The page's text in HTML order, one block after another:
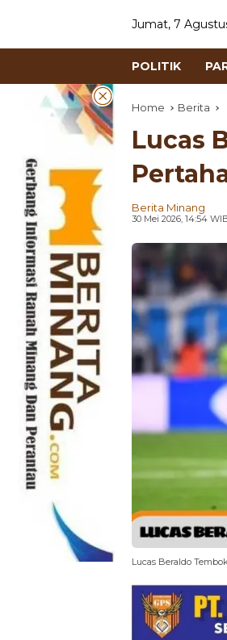
Jumat, 7
POLITIK
Home Berita
Lucas
Berita Minang
30 Mei 2026, 14:54
Lucas Beraldo